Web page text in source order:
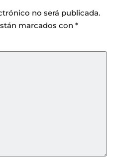
no será publicada.
marcados con *